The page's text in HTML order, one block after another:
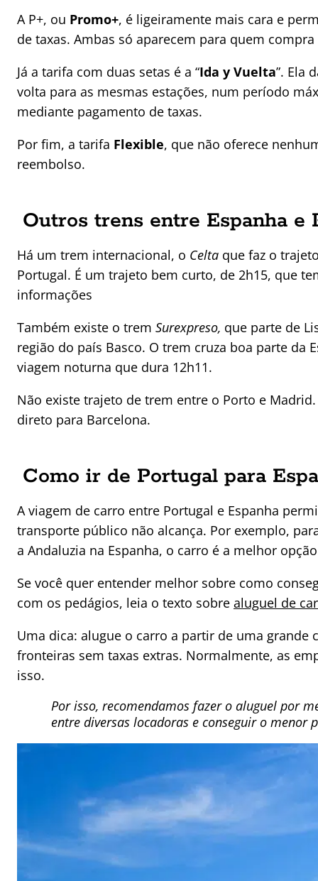
A P+, ou Promo+, é ligeiramente mais cara e
de taxas. Ambas só aparecem para quem
Já a tarifa com duas setas é a “Ida y Vuelta”. Ela
volta para as mesmas estações, num período
mediante pagamento de taxas.
Por fim, a tarifa Flexible, que não oferece
reembolso.
Outros trens entre Espanha e
Há um trem internacional, o Celta que faz o
Portugal. É um trajeto bem curto, de 2h15, que
informações
Também existe o trem Surexpreso, que parte de
região do país Basco. O trem cruza boa parte da
viagem noturna que dura 12h11.
Não existe trajeto de trem entre o Porto e
direto para Barcelona.
Como ir de Portugal para
A viagem de carro entre Portugal e Espanha
transporte público não alcança. Por exemplo,
a Andaluzia na Espanha, o carro é a melhor
Se você quer entender melhor sobre como
com os pedágios, leia o texto sobre aluguel de
Uma dica: alugue o carro a partir de uma
fronteiras sem taxas extras. Normalmente, as
isso.
Por isso, recomendamos fazer o aluguel por
entre diversas locadoras e conseguir o menor